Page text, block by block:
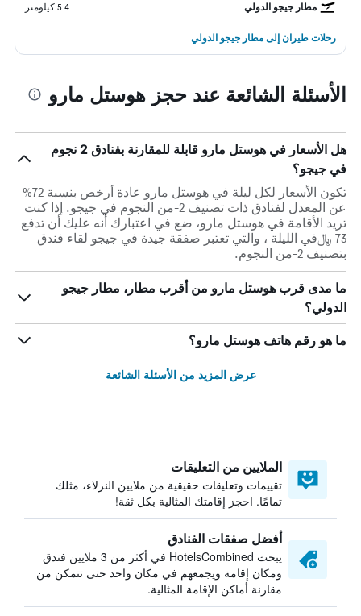
مطار جيجو الدولي 5.4 كيلومتر
رحلات طيران إلى مطار جيجو الدولي
الأسئلة الشائعة عند حجز هوستل مارو
هل الأسعار في هوستل مارو قابلة للمقارنة بفنادق 2 نجوم
في جيجو؟
تكون الأسعار لكل ليلة في هوستل مارو عادة أرخص بنسبة 72%
عن المعدل لفنادق ذات تصنيف 2-من النجوم في جيجو. إذا كنت
تريد الأقامة في هوستل مارو، ضع في اعتبارك أنه عليك أن تدفع
73 ﷼في الليلة ، والتي تعتبر صفقة جيدة في جيجو لقاء فندق
بتصنيف 2-من النجوم.
ما مدى قرب هوستل مارو من أقرب مطار، مطار جيجو
الدولي؟
ما هو رقم هاتف هوستل مارو؟
عرض المزيد من الأسئلة الشائعة
الملايين من التعليقات
تقييمات وتعليقات حقيقية من ملايين النزلاء، مثلك
تمامًا. احجز إقامتك المثالية بكل ثقة!
أفضل صفقات الفنادق
يبحث HotelsCombined في أكثر من 3 ملايين فندق
ومكان إقامة ويجمعهم في مكان واحد حتى تتمكن من
مقارنة أماكن الإقامة المثالية.